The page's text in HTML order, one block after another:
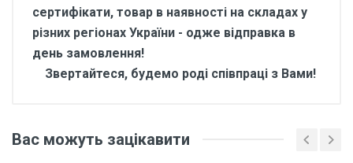
сертифікати, товар в наявності на складах у
різних регіонах України - одже відправка в
день замовлення!
Звертайтеся, будемо роді співпраці з Вами!
Кленовий сироп 1 кг
Вас можуть зацікавити